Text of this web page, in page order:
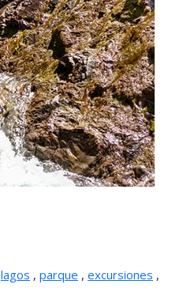
lagos , parque , excursiones ,